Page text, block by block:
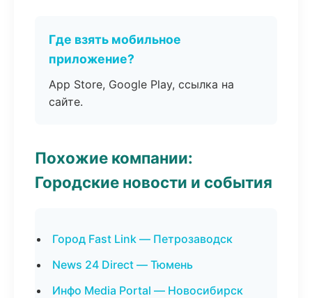
Где взять мобильное
приложение?
App Store, Google Play, ссылка на
сайте.
Похожие компании:
Городские новости и события
Город Fast Link — Петрозаводск
News 24 Direct — Тюмень
Инфо Media Portal — Новосибирск